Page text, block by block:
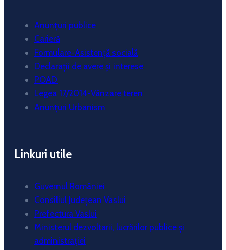
Anunțuri publice
Carieră
Formulare-Asistență socială
Declarații de avere și interese
POAD
Legea 17/2014-Vânzare teren
Anunțuri Urbanism
Linkuri utile
Guvernul României
Consiliul Județean Vaslui
Prefectura Vaslui
Ministerul dezvoltarii, lucrărilor publice și
administrației